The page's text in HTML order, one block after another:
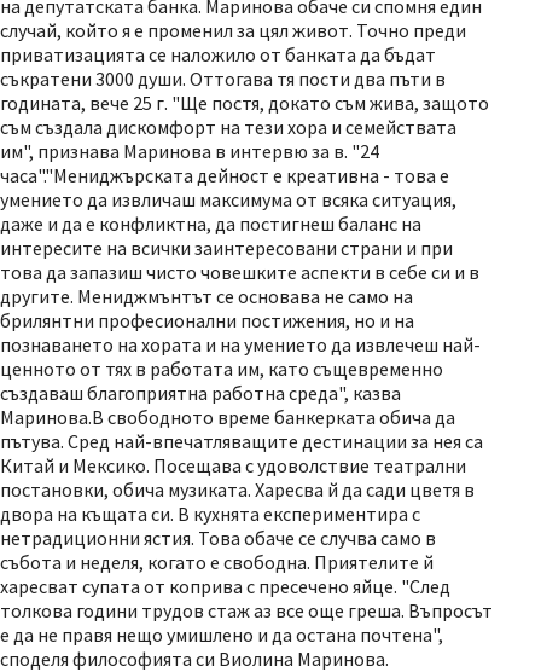
на депутатската банка. Маринова обаче си спомня един
случай, който я е променил за цял живот. Точно преди
приватизацията се наложило от банката да бъдат
съкратени 3000 души. Оттогава тя пости два пъти в
годината, вече 25 г. "Ще постя, докато съм жива, защото
съм създала дискомфорт на тези хора и семействата
им", признава Маринова в интервю за в. "24
часа"."Мениджърската дейност е креативна - това е
умението да извличаш максимума от всяка ситуация,
даже и да е конфликтна, да постигнеш баланс на
интересите на всички заинтересовани страни и при
това да запазиш чисто човешките аспекти в себе си и в
другите. Мениджмънтът се основава не само на
брилянтни професионални постижения, но и на
познаването на хората и на умението да извлечеш най-
ценното от тях в работата им, като същевременно
създаваш благоприятна работна среда", казва
Маринова.В свободното време банкерката обича да
пътува. Сред най-впечатляващите дестинации за нея са
Китай и Мексико. Посещава с удоволствие театрални
постановки, обича музиката. Харесва й да сади цветя в
двора на къщата си. В кухнята експериментира с
нетрадиционни ястия. Това обаче се случва само в
събота и неделя, когато е свободна. Приятелите й
харесват супата от коприва с пресечено яйце. "След
толкова години трудов стаж аз все още греша. Въпросът
е да не правя нещо умишлено и да остана почтена",
споделя философията си Виолина Маринова.